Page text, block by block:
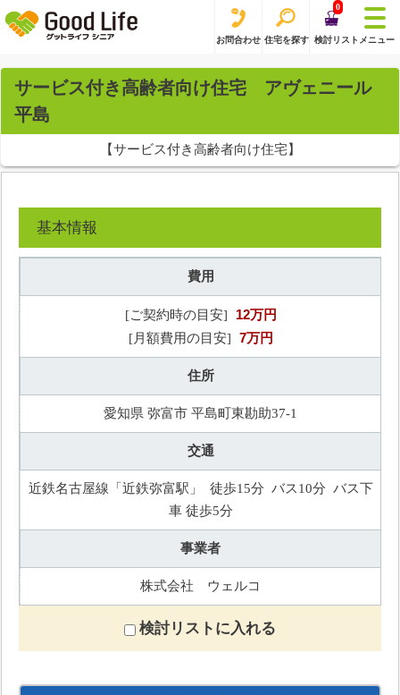
お問合わせ 住宅を探す
0
検討リスト メニュー
サービス付き高齢者向け住宅 アヴェニール
平島
【サービス付き高齢者向け住宅】
基本情報
費用
[ご契約時の目安] 12万円
[月額費用の目安] 7万円
住所
愛知県 弥富市 平島町東勘助37-1
交通
近鉄名古屋線「近鉄弥富駅」 徒歩15分 バス10分 バス下
車 徒歩5分
事業者
株式会社 ウェルコ
検討リストに入れる